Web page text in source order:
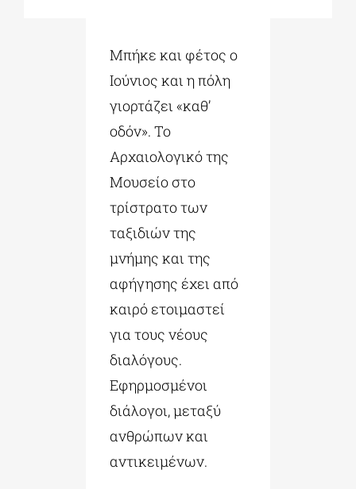
ΠΟΛΙΤΙΣΤΙΚΟΙ ΦΟΡΕΙΣ
Μπήκε και φέτος ο
Ιούνιος και η πόλη
γιορτάζει «καθ’
οδόν». Το
Αρχαιολογικό της
Μουσείο στο
τρίστρατο των
ταξιδιών της
μνήμης και της
αφήγησης έχει από
καιρό ετοιμαστεί
για τους νέους
διαλόγους.
Εφηρμοσμένοι
διάλογοι, μεταξύ
ανθρώπων και
αντικειμένων.